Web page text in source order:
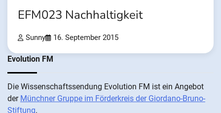
EFM023 Nachhaltigkeit
Sunny 16. September 2015
Evolution FM
Die Wis­sen­schafts­send­ung Evolution FM ist ein An­ge­bot
der Münch­ner Grup­pe im För­der­kreis der Gi­ordano-Bruno-
Stiftung.